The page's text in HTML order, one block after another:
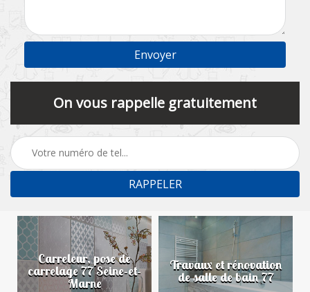
On vous rappelle gratuitement
Carreleur, pose de
carrelage 77 Seine-et-
Marne
Travaux et rénovation
de salle de bain 77